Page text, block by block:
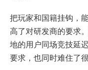
把玩家和国籍挂钩，
高了对研发商的要求
地的用户同场竞技延
要求，也同时难住了